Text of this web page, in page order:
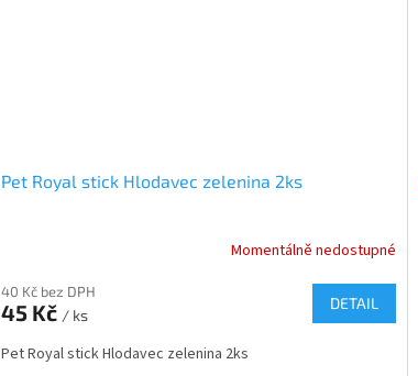
Pet Royal stick Hlodavec zelenina 2ks
Momentálně nedostupné
40 Kč bez DPH
45 Kč / ks
DETAIL
Pet Royal stick Hlodavec zelenina 2ks